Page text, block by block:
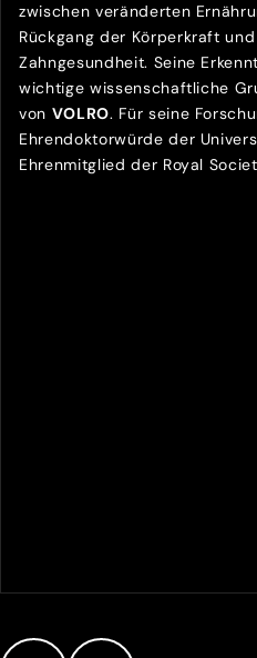
zwischen veränderten
Rückgang der Körperkraft
Zahngesundheit. Seine
wichtige wissenschaftliche
von VOLRO. Für seine
Ehrendoktorwürde der
Ehrenmitglied der Royal